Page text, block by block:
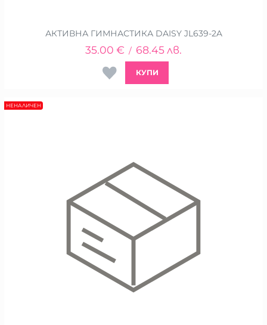
АКТИВНА ГИМНАСТИКА DAISY JL639-2A
35.00 € / 68.45лв.
КУПИ
НЕНАЛИЧЕН